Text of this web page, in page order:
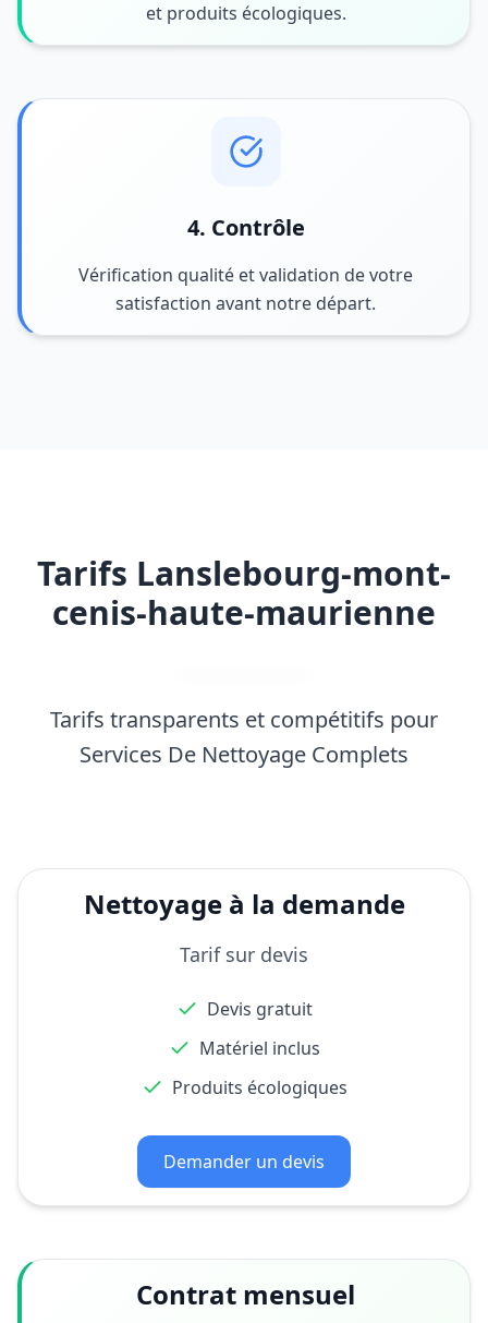
et produits écologiques.
4. Contrôle
Vérification qualité et validation de votre
satisfaction avant notre départ.
Tarifs Lanslebourg-mont-
cenis-haute-maurienne
Tarifs transparents et compétitifs pour
Services De Nettoyage Complets
Nettoyage à la demande
Tarif sur devis
Devis gratuit
Matériel inclus
Produits écologiques
Demander un devis
Contrat mensuel